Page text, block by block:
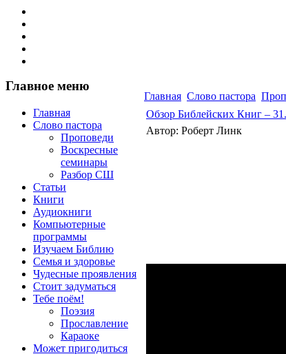
Главное меню
Главная
Слово пастора
Проповеди
Воскресные
семинары
Разбор СШ
Статьи
Книги
Аудиокниги
Компьютерные
программы
Изучаем Библию
Семья и здоровье
Чудесные проявления
Стоит задуматься
Тебе поём!
Поэзия
Прославление
Караоке
Может пригодиться
Главная Слово пастора
Обзор Библейских Книг –
Автор: Роберт Линк